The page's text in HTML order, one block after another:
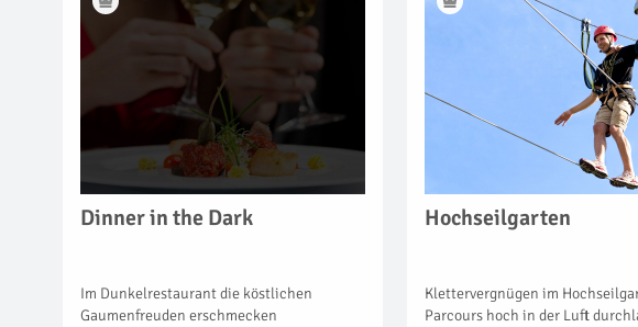
Dinner in the Dark
Im Dunkelrestaurant die köstlichen
Gaumenfreuden erschmecken
Hochseilgarten
Klettervergnügen im
Parcours hoch in der Luft